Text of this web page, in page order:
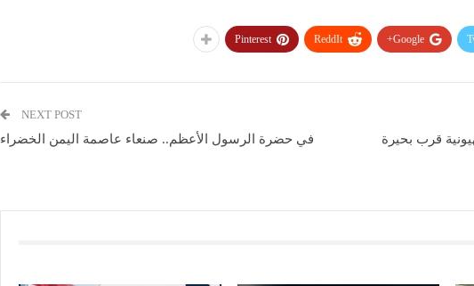
Google+
ReddIt
Pinterest
قاعدة “282” الصهيونية قرب بحيرة
NEXT POST
في حضرة الرسول الأعظم.. صنعاء عاصمة اليمن الخضراء